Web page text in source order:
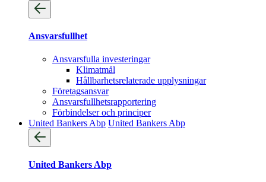
Ansvarsfullhet
Ansvarsfulla investeringar
Klimatmål
Hållbarhetsrelaterade upplysningar
Företagsansvar
Ansvarsfullhets­rapportering
Förbindelser och principer
United Bankers Abp United Bankers Abp
United Bankers Abp